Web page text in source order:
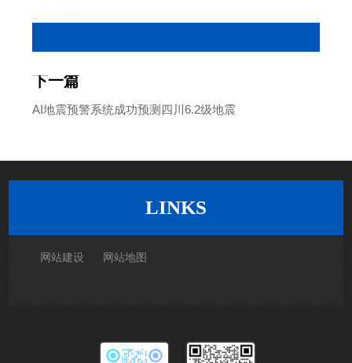
下一篇
AI地震预警系统成功预测四川6.2级地震
LINKS
网站建设 网站地图